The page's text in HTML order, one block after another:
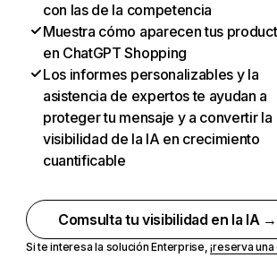
con las de la competencia
Muestra cómo aparecen tus
en ChatGPT Shopping
Los informes personalizables y la
asistencia de expertos te ayudan a
proteger tu mensaje y a convertir la
visibilidad de la IA en crecimiento
cuantificable
Comsulta tu visibilidad en la IA →
Si te interesa la solución Enterprise,¡reserva